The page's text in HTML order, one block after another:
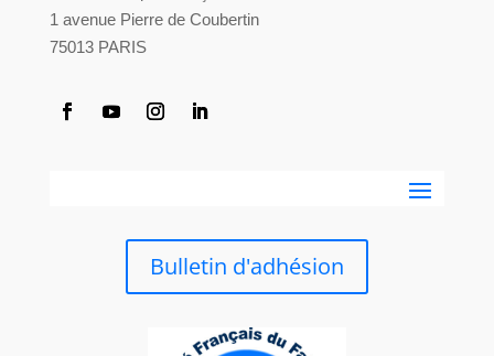
1 avenue Pierre de Coubertin
75013 PARIS
Bulletin d'adhésion